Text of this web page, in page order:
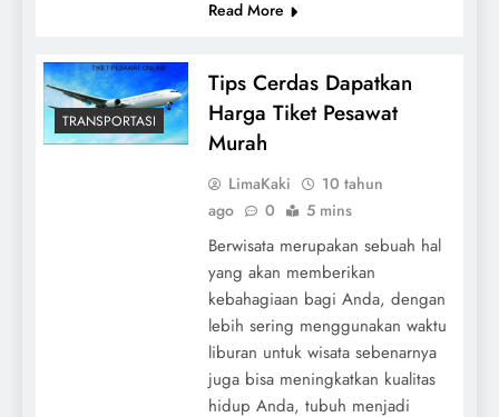
Read More
TRANSPORTASI
Tips Cerdas Dapatkan
Harga Tiket Pesawat
Murah
LimaKaki
10 tahun
ago
0 5 mins
Berwisata merupakan sebuah hal
yang akan memberikan
kebahagiaan bagi Anda, dengan
lebih sering menggunakan waktu
liburan untuk wisata sebenarnya
juga bisa meningkatkan kualitas
hidup Anda, tubuh menjadi